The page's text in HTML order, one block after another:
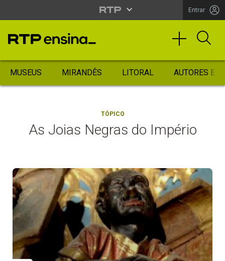
Entrar
MUSEUS MIRANDÊS LITORAL AUTORES
TÓPICO
As Joias Negras do Império